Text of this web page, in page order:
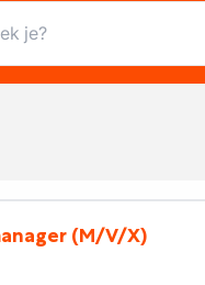
(M/V/X)